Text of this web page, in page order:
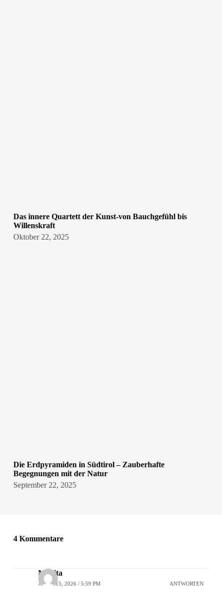
Das innere Quartett der Kunst-von Bauchgefühl bis
Willenskraft
Oktober 22, 2025
Die Erdpyramiden in Südtirol – Zauberhafte
Begegnungen mit der Natur
September 22, 2025
4 Kommentare
Monita
APRIL 15, 2026 / 5:59 PM ANTWORTEN